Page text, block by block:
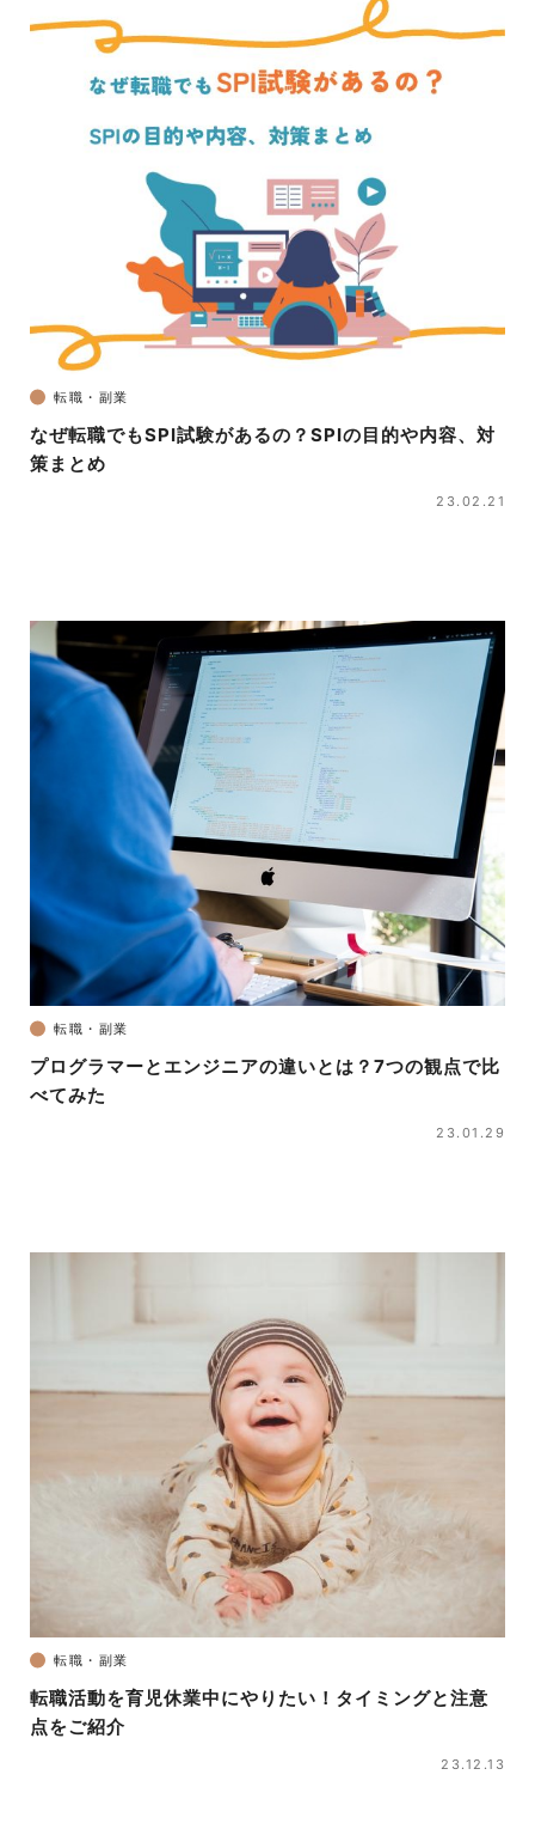
転職・副業
なぜ転職でもSPI試験があるの？SPIの目的や内容、対
策まとめ
23.02.21
転職・副業
プログラマーとエンジニアの違いとは？7つの観点で比
べてみた
23.01.29
転職・副業
転職活動を育児休業中にやりたい！タイミングと注意
点をご紹介
23.12.13